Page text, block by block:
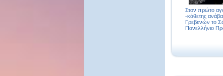
Στον πρώτο
-κάθετης
Γρεβενών το
Πανελλήνιο